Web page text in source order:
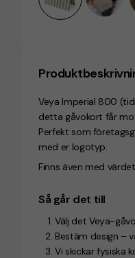
Veya Imperial 800
detta gåvokort får
Perfekt som
med er logotyp.
Finns även med
Så går det till
Välj det Veya-
Bestäm design –
Vi skickar fysiska